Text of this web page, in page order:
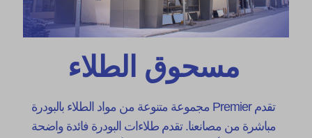
مسحوق الطلاء
تقدم Premier مجموعة متنوعة من مواد الطلاء بالبودرة
مباشرة من مصانعنا. تقدم طلاءات البودرة فائدة واضحة